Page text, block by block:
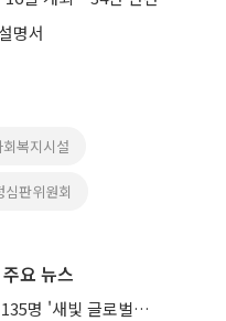
명서
복지시설
판위원회
요 뉴스
이재준 수원시장, 20개국 이주민 135명 '새빛 글로벌프렌즈' 위촉